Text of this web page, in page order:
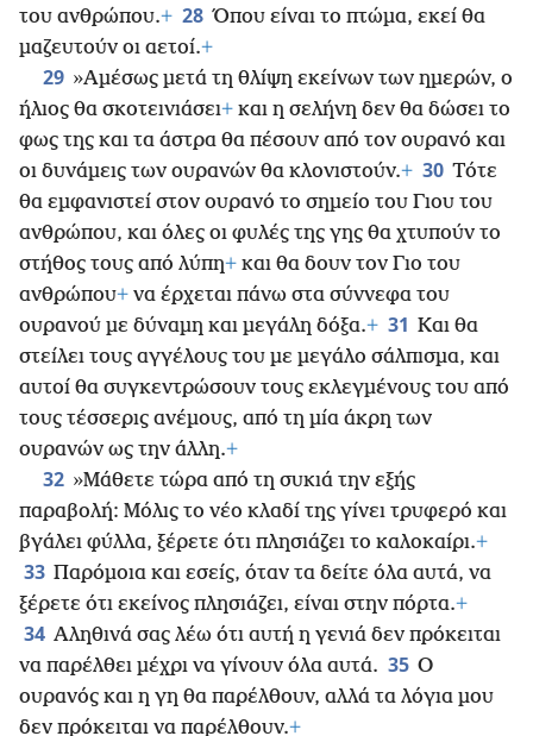
του ανθρώπου.+ 28 Όπου είναι το πτώμα, εκεί θα
μαζευτούν οι αετοί.+
29 »Αμέσως μετά τη θλίψη εκείνων των ημερών, ο
ήλιος θα σκοτεινιάσει+ και η σελήνη δεν θα δώσει το
φως της και τα άστρα θα πέσουν από τον ουρανό και
οι δυνάμεις των ουρανών θα κλονιστούν.+ 30 Τότε
θα εμφανιστεί στον ουρανό το σημείο του Γιου του
ανθρώπου, και όλες οι φυλές της γης θα χτυπούν το
στήθος τους από λύπη+ και θα δουν τον Γιο του
ανθρώπου+ να έρχεται πάνω στα σύννεφα του
ουρανού με δύναμη και μεγάλη δόξα.+ 31 Και θα
στείλει τους αγγέλους του με μεγάλο σάλπισμα, και
αυτοί θα συγκεντρώσουν τους εκλεγμένους του από
τους τέσσερις ανέμους, από τη μία άκρη των
ουρανών ως την άλλη.+
32 »Μάθετε τώρα από τη συκιά την εξής
παραβολή: Μόλις το νέο κλαδί της γίνει τρυφερό και
βγάλει φύλλα, ξέρετε ότι πλησιάζει το καλοκαίρι.+
33 Παρόμοια και εσείς, όταν τα δείτε όλα αυτά, να
ξέρετε ότι εκείνος πλησιάζει, είναι στην πόρτα.+
34 Αληθινά σας λέω ότι αυτή η γενιά δεν πρόκειται
να παρέλθει μέχρι να γίνουν όλα αυτά. 35 Ο
ουρανός και η γη θα παρέλθουν, αλλά τα λόγια μου
δεν πρόκειται να παρέλθουν.+